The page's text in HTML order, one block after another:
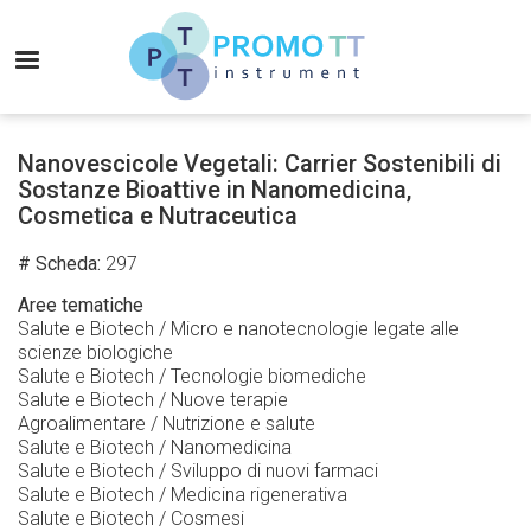
contenuto
Promo-
TT
Instrument
Nanovescicole Vegetali: Carrier Sostenibili di
Sostanze Bioattive in Nanomedicina,
Cosmetica e Nutraceutica
# Scheda 297
Aree tematiche
Salute e Biotech / Micro e nanotecnologie legate alle
scienze biologiche
Salute e Biotech / Tecnologie biomediche
Salute e Biotech / Nuove terapie
Agroalimentare / Nutrizione e salute
Salute e Biotech / Nanomedicina
Salute e Biotech / Sviluppo di nuovi farmaci
Salute e Biotech / Medicina rigenerativa
Salute e Biotech / Cosmesi